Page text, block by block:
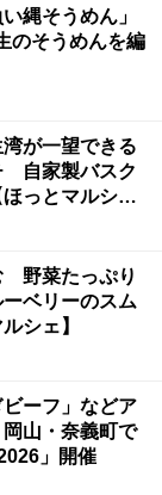
縄そうめん」
そうめんを編
が一望できる
自家製バスク
っとマルシ
野菜たっぷり
ベリーのスム
シェ】
ーフ」などア
山・奈義町で
」開催